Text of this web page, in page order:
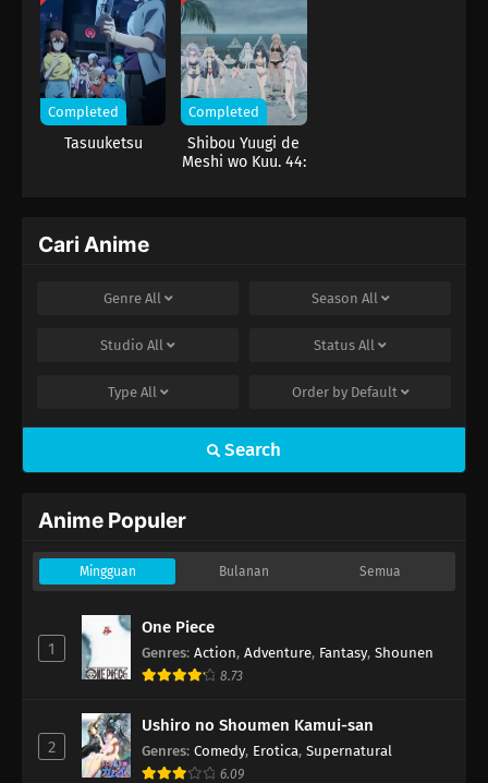
menghidupi diri mereka dengan bermain game maut.
Completed
Tasuuketsu
Completed
Shibou Yuugi de
Meshi wo Kuu. 44:
Cari Anime
Genre All Season All
Studio All Status All
Type All Order by Default
Search
Anime Populer
Mingguan Bulanan Semua
1
One Piece
Genres: Action, Adventure, Fantasy, Shounen
8.73
2
Ushiro no Shoumen Kamui-san
Genres: Comedy, Erotica, Supernatural
6.09